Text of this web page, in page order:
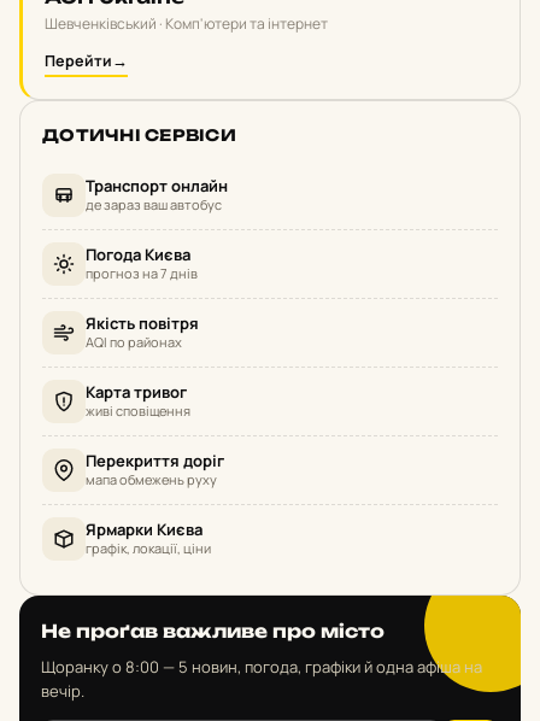
Шевченківський · Комп'ютери та інтернет
Перейти→
ДОТИЧНІ СЕРВІСИ
Транспорт онлайн
де зараз ваш автобус
Погода Києва
прогноз на 7 днів
Якість повітря
AQI по районах
Карта тривог
живі сповіщення
Перекриття доріг
мапа обмежень руху
Ярмарки Києва
графік, локації, ціни
Не проґав важливе про місто
Щоранку о 8:00 — 5 новин, погода, графіки й одна афіша на
вечір.